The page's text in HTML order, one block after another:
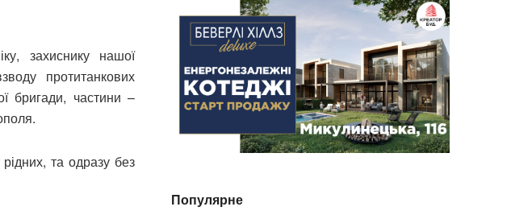
захиснику нашої
протитанкових
бригади, частини –
та одразу без
Популярне